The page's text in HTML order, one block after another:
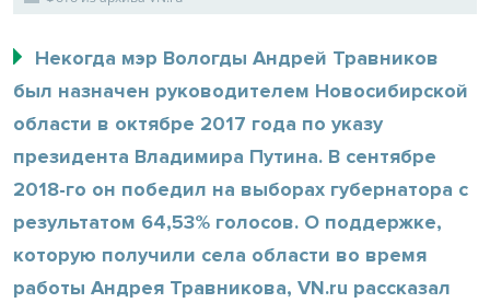
Некогда мэр Вологды Андрей Травников
был назначен руководителем Новосибирской
области в октябре 2017 года по указу
президента Владимира Путина. В сентябре
2018-го он победил на выборах губернатора с
результатом 64,53% голосов. О поддержке,
которую получили села области во время
работы Андрея Травникова, VN.ru рассказал